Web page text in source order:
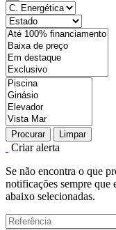
Procurar Limpar
Criar alerta
Se não encontra o que
notificações sempre que
abaixo selecionadas.